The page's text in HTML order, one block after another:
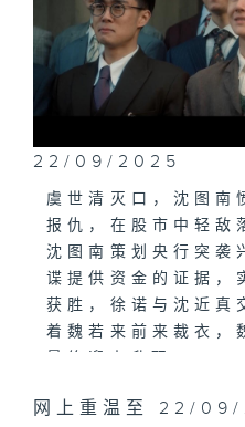
22/09/2025
虞世清灭口，沈图南
报仇，在股市中轻敌
沈图南策划央行突袭
谍提供资金的证据，
获胜，徐诺与沈近真
着魏若来前来裁衣，
网上重温至 22/